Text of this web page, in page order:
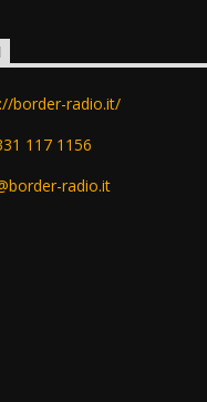
border-radio.it/
117 1156
radio.it